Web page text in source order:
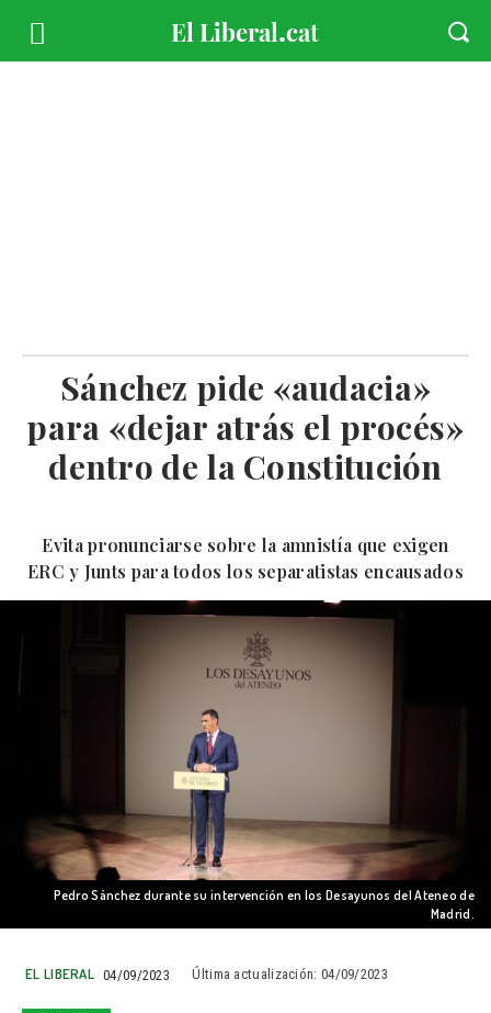
Sánchez pide «audacia»
para «dejar atrás el procés»
dentro de la Constitución
Evita pronunciarse sobre la amnistía que exigen
ERC y Junts para todos los separatistas encausados
Pedro Sánchez durante su intervención en los Desayunos del Ateneo de
Madrid.
EL LIBERAL 04/09/2023 Última actualización: 04/09/2023